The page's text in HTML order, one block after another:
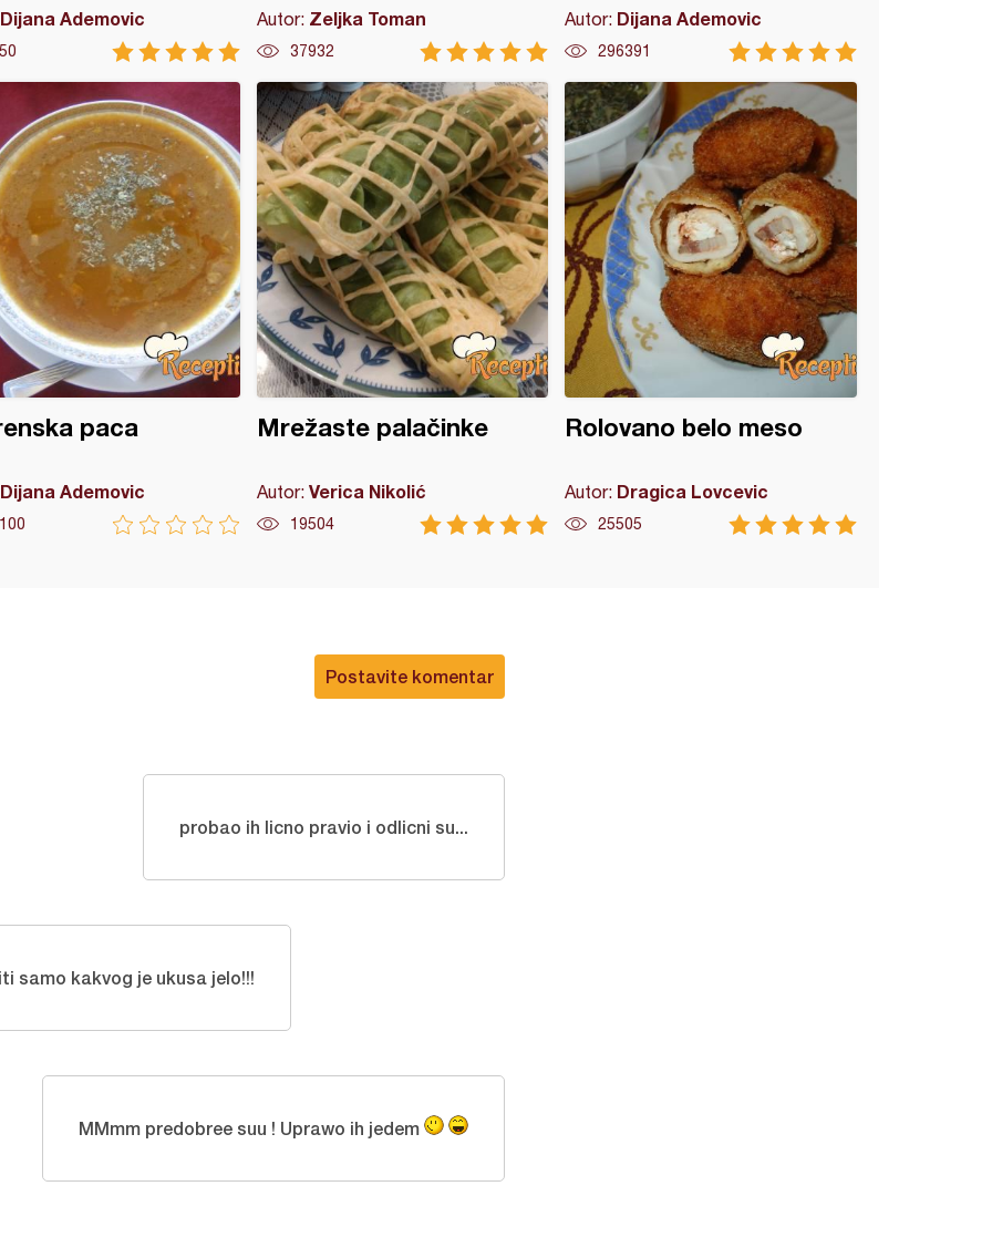
Dijana Ademovic Autor: Zeljka Toman
37932
Autor: Dijana Ademovic
296391
paca
Dijana Ademovic
Mrežaste palačinke
Autor: Verica Nikolić
19504
Rolovano belo meso
Autor: Dragica Lovcevic
25505
Postavite komentar
probao ih licno pravio i odlicni su...
samo kakvog je ukusa jelo!!!
MMmm predobree suu ! Uprawo ih jedem